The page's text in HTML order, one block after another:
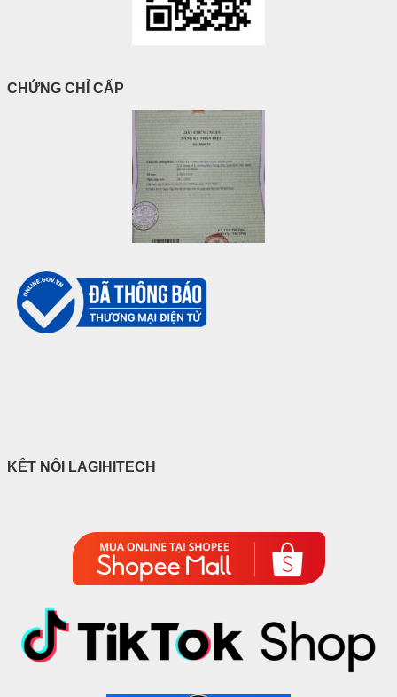
CHỨNG CHỈ CẤP
KẾT NỐI LAGIHITECH